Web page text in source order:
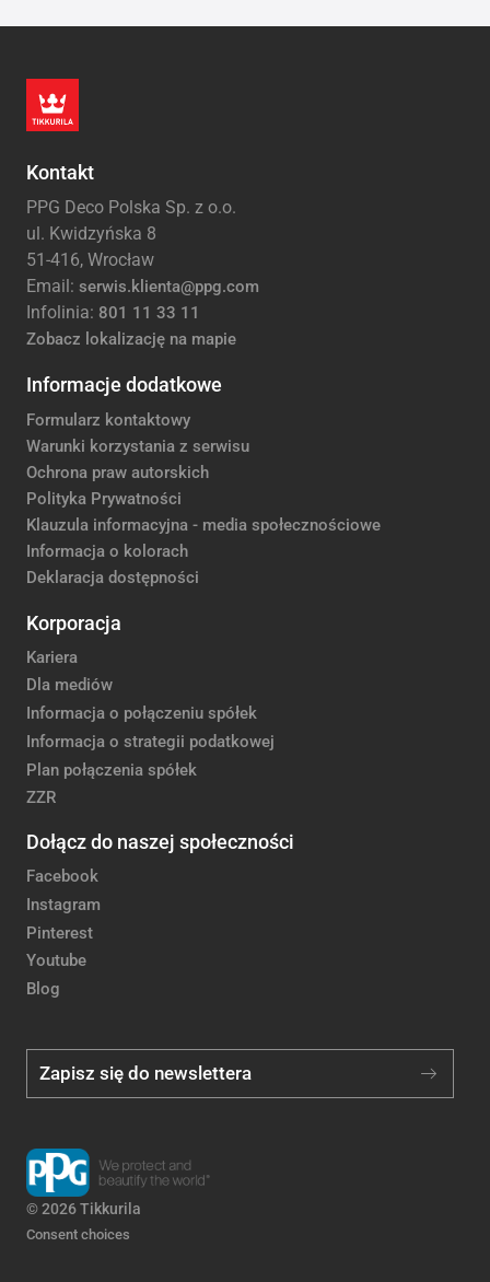
Kontakt
PPG Deco Polska Sp. z o.o.
ul. Kwidzyńska 8
51-416, Wrocław
Email: serwis.klienta@ppg.com
Infolinia: 801 11 33 11
Zobacz lokalizację na mapie
Informacje dodatkowe
Formularz kontaktowy
Warunki korzystania z serwisu
Ochrona praw autorskich
Polityka Prywatności
Klauzula informacyjna - media społecznościowe
Informacja o kolorach
Deklaracja dostępności
Korporacja
Kariera
Dla mediów
Informacja o połączeniu spółek
Informacja o strategii podatkowej
Plan połączenia spółek
ZZR
Dołącz do naszej społeczności
Facebook
Instagram
Pinterest
Youtube
Blog
Zapisz się do newslettera
© 2026 Tikkurila
Consent choices